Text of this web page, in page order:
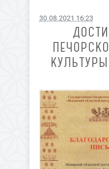
30.08.2021 16:23